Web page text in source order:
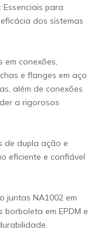
para
dos sistemas
em conexões,
e flanges em aço
além de conexões
a rigorosos
de dupla ação e
eficiente e confiável
juntas NA1002 em
em EPDM e